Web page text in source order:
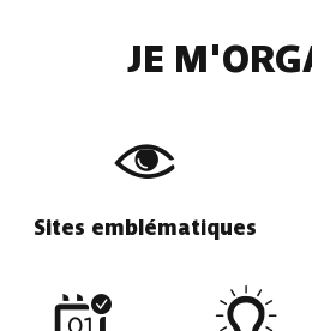
JE
Sites emblématiques